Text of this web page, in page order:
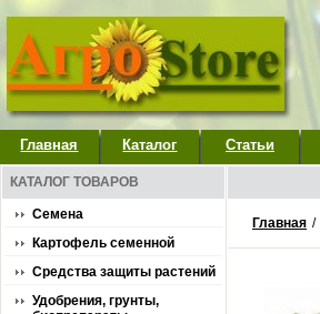
Главная Каталог Статьи
КАТАЛОГ ТОВАРОВ
Семена
Картофель семенной
Средства защиты растений
Удобрения, грунты,
Главная /